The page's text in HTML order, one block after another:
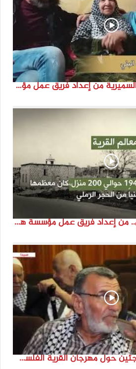
فيلم كبار السن قرية السميرية من إعداد فريق عمل مؤسسة هوية
فيلم السميرية بلدتي.. من إعداد فريق عمل مؤسسة هوية
تقرير موقع بوابة اللاجئين حول مهرجان القرية الفلسطينية ( السميرية بلدتي)